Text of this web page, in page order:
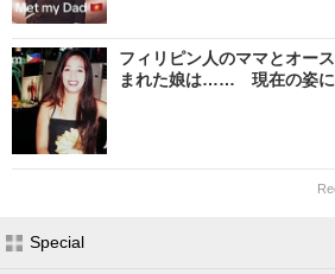
フィリピン人のママとオー
まれた娘は…… 現在の姿に
Special